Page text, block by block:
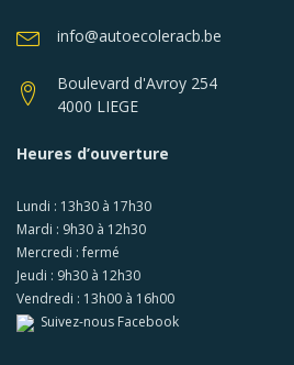
info@autoecoleracb.be
Boulevard d'Avroy 254
4000 LIEGE
Heures d’ouverture
Lundi : 13h30 à 17h30
Mardi : 9h30 à 12h30
Mercredi : fermé
Jeudi : 9h30 à 12h30
Vendredi : 13h00 à 16h00
Suivez-nous Facebook